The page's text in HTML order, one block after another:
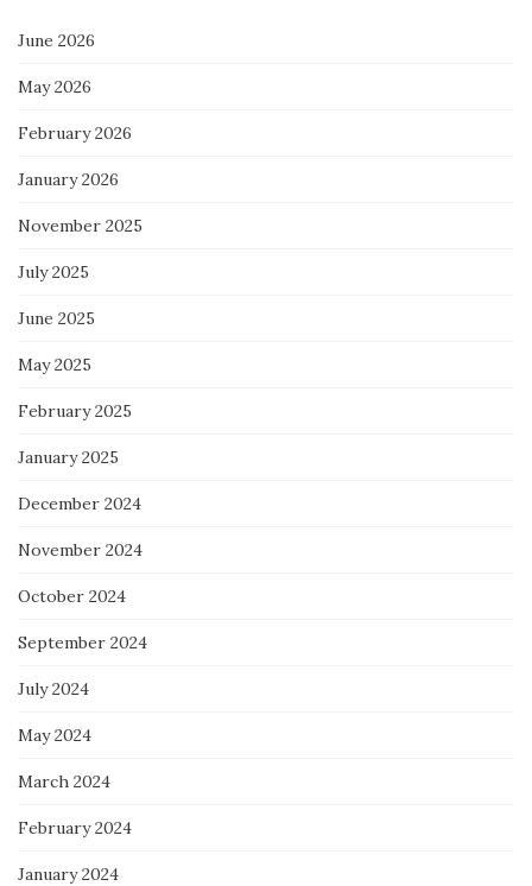
June 2026
May 2026
February 2026
January 2026
November 2025
July 2025
June 2025
May 2025
February 2025
January 2025
December 2024
November 2024
October 2024
September 2024
July 2024
May 2024
March 2024
February 2024
January 2024